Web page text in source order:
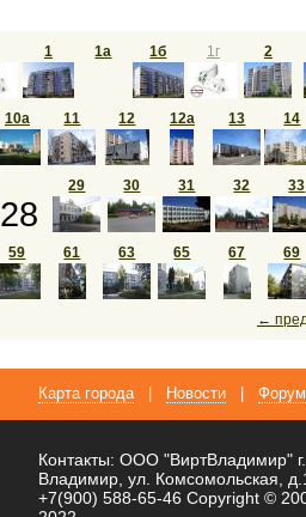
1 1а 1б 1г 2
10а 11 12 12а 13 14
28
29 30 31 32 33
59 61 63 65 67 69
←
Карта города Новости Форум
Контакты: ООО "ВиртВладимир" г.
Владимир, ул. Комсомольская,
+7(900) 588-65-46 Copyright ©